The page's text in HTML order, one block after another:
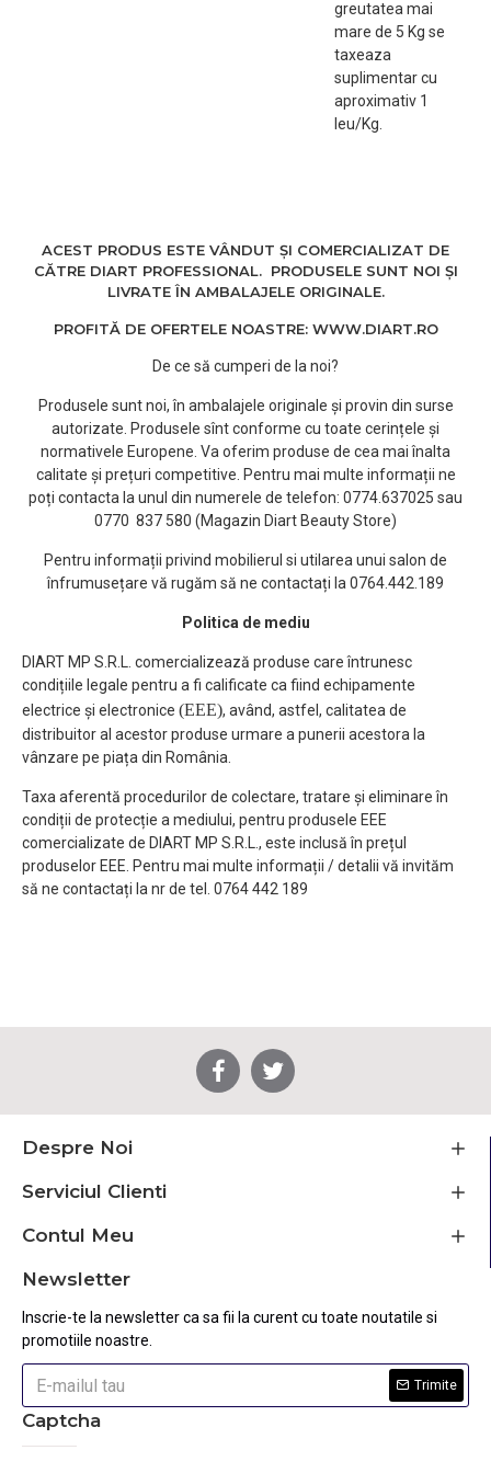
greutatea mai
mare de 5 Kg se
taxeaza
suplimentar cu
aproximativ 1
leu/Kg.
ACEST PRODUS ESTE VÂNDUT ȘI COMERCIALIZAT DE
CĂTRE DIART PROFESSIONAL. PRODUSELE SUNT NOI ȘI
LIVRATE ÎN AMBALAJELE ORIGINALE.
PROFITĂ DE OFERTELE NOASTRE: WWW.DIART.RO
De ce să cumperi de la noi?
Produsele sunt noi, în ambalajele originale și provin din surse
autorizate. Produsele sînt conforme cu toate cerințele și
normativele Europene. Va oferim produse de cea mai înalta
calitate și prețuri competitive. Pentru mai multe informații ne
poți contacta la unul din numerele de telefon: 0774.637025 sau
0770 837 580 (Magazin Diart Beauty Store)
Pentru informații privind mobilierul si utilarea unui salon de
înfrumusețare vă rugăm să ne contactați la 0764.442.189
Politica de mediu
DIART MP S.R.L. comercializează produse care întrunesc
condițiile legale pentru a fi calificate ca fiind echipamente
electrice și electronice (EEE), având, astfel, calitatea de
distribuitor al acestor produse urmare a punerii acestora la
vânzare pe piața din România.
Taxa aferentă procedurilor de colectare, tratare și eliminare în
condiții de protecție a mediului, pentru produsele EEE
comercializate de DIART MP S.R.L., este inclusă în prețul
produselor EEE. Pentru mai multe informații / detalii vă invităm
să ne contactați la nr de tel. 0764 442 189
Despre Noi
Serviciul Clienti
Contul Meu
Newsletter
Inscrie-te la newsletter ca sa fii la curent cu toate noutatile si
promotiile noastre.
Trimite
Captcha